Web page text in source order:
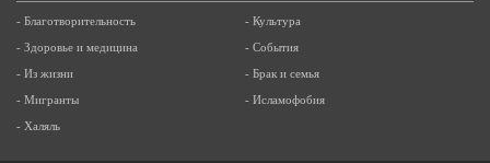
- Благотворительность
- Здоровье и медицина
- Из жизни
- Мигранты
- Халяль
- Культура
- События
- Брак и семья
- Исламофобия